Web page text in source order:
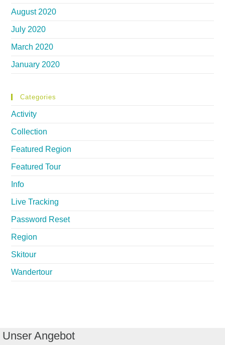
August 2020
July 2020
March 2020
January 2020
Categories
Activity
Collection
Featured Region
Featured Tour
Info
Live Tracking
Password Reset
Region
Skitour
Wandertour
Unser Angebot